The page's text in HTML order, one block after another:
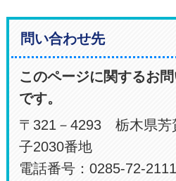
問い合わせ先
このページに関するお
です。
〒321－4293 栃木県芳
子2030番地
電話番号：0285-72-